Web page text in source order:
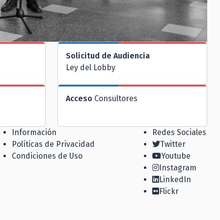
Solicitud de Audiencia
Ley del Lobby
Acceso Consultores
Información
Políticas de Privacidad
Condiciones de Uso
Redes Sociales
Twitter
Youtube
Instagram
LinkedIn
Flickr